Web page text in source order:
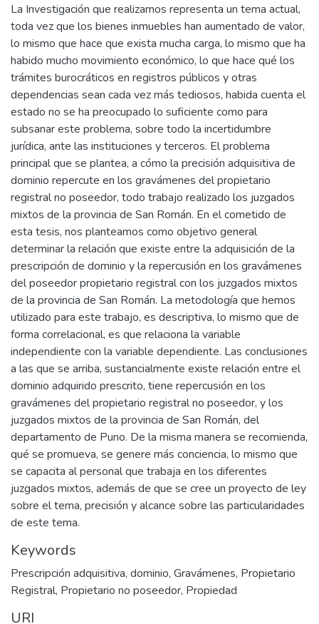
La Investigación que realizamos representa un tema actual,
toda vez que los bienes inmuebles han aumentado de valor,
lo mismo que hace que exista mucha carga, lo mismo que ha
habido mucho movimiento económico, lo que hace qué los
trámites burocráticos en registros públicos y otras
dependencias sean cada vez más tediosos, habida cuenta el
estado no se ha preocupado lo suficiente como para
subsanar este problema, sobre todo la incertidumbre
jurídica, ante las instituciones y terceros. El problema
principal que se plantea, a cómo la precisión adquisitiva de
dominio repercute en los gravámenes del propietario
registral no poseedor, todo trabajo realizado los juzgados
mixtos de la provincia de San Román. En el cometido de
esta tesis, nos planteamos como objetivo general
determinar la relación que existe entre la adquisición de la
prescripción de dominio y la repercusión en los gravámenes
del poseedor propietario registral con los juzgados mixtos
de la provincia de San Román. La metodología que hemos
utilizado para este trabajo, es descriptiva, lo mismo que de
forma correlacional, es que relaciona la variable
independiente con la variable dependiente. Las conclusiones
a las que se arriba, sustancialmente existe relación entre el
dominio adquirido prescrito, tiene repercusión en los
gravámenes del propietario registral no poseedor, y los
juzgados mixtos de la provincia de San Román, del
departamento de Puno. De la misma manera se recomienda,
qué se promueva, se genere más conciencia, lo mismo que
se capacita al personal que trabaja en los diferentes
juzgados mixtos, además de que se cree un proyecto de ley
sobre el tema, precisión y alcance sobre las particularidades
de este tema.
Keywords
Prescripción adquisitiva, dominio, Gravámenes, Propietario
Registral, Propietario no poseedor, Propiedad
URI